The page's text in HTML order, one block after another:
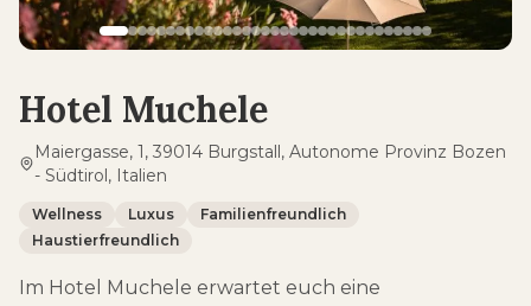
Hotel Muchele
Maiergasse, 1, 39014 Burgstall, Autonome Provinz Bozen
- Südtirol, Italien
Wellness Luxus
Familienfreundlich
Haustierfreundlich
Im Hotel Muchele erwartet euch eine